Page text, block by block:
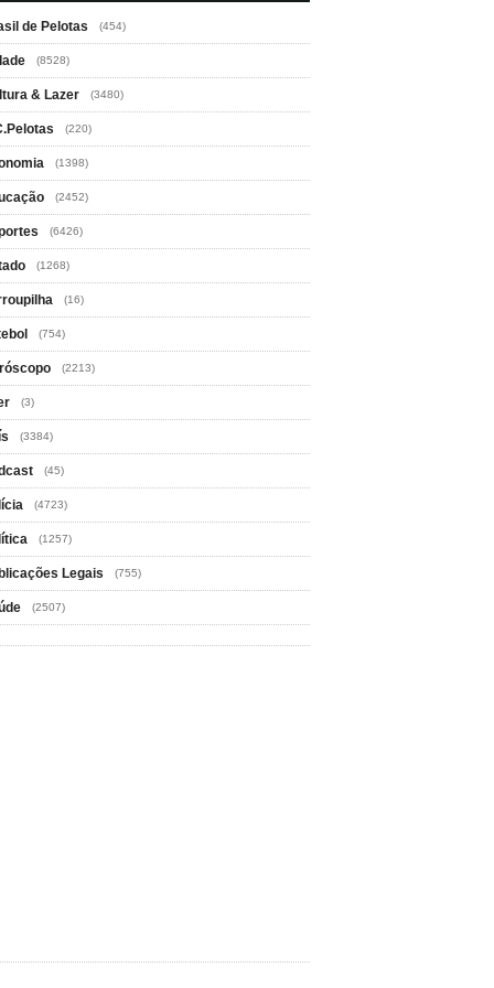
de Pelotas (454)
(8528)
& Lazer (3480)
(220)
(1398)
(2452)
(6426)
(1268)
(16)
(754)
(2213)
(3)
(3384)
(45)
(4723)
(1257)
Legais (755)
(2507)